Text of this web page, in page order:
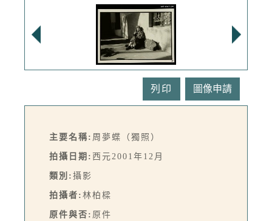
列印
主要名稱: 周夢蝶（獨照）
拍攝日期: 西元2001年12月
類別: 攝影
拍攝者: 林柏樑
原件與否: 原件